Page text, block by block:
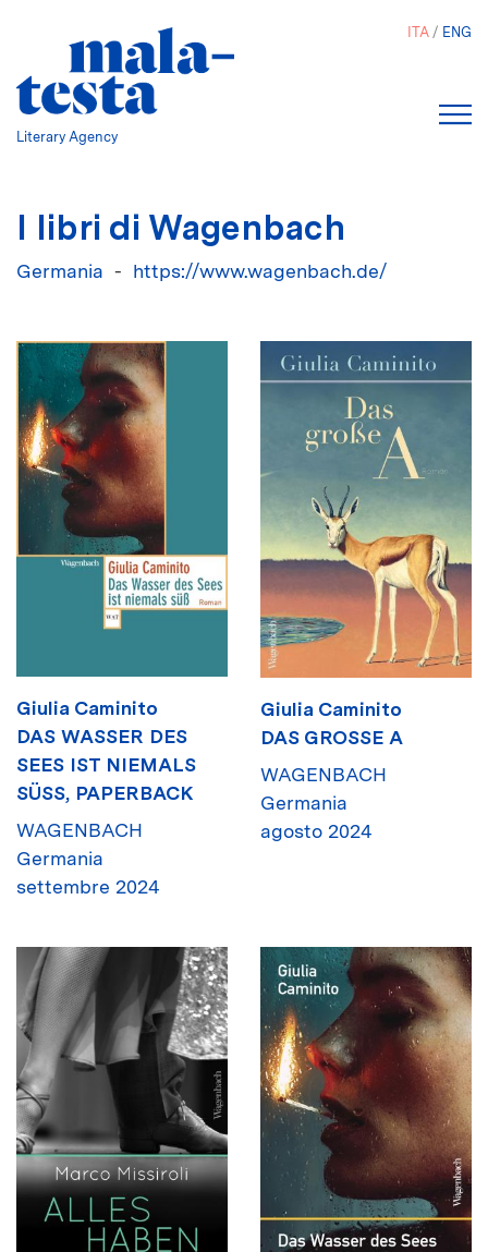
Literary Agency
ITA ENG
I libri di Wagenbach
Germania https://www.wagenbach.de/
Giulia Caminito
DAS WASSER DES
SEES IST NIEMALS
SÜSS, PAPERBACK
WAGENBACH
Germania
settembre 2024
Giulia Caminito
DAS GROSSE A
WAGENBACH
Germania
agosto 2024